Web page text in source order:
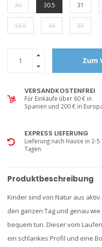
30 30.5 31
33.5 34 35
Zum
VERSANDKOSTENFREI
Für Einkäufe über 60 € in
Spanien und 200 € in
EXPRESS LIEFERUNG
Lieferung nach Hause in 2-5
Tagen
Produktbeschreibung
Kinder sind von Natur aus
den ganzen Tag und genau
bequem tun. Dieser vom
ein schlankes Profil und eine